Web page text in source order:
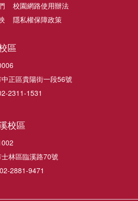
校園網路使用辦法
隱私權保障政策
區
正區貴陽街一段56號
2311-1531
校區
林區臨溪路70號
2881-9471